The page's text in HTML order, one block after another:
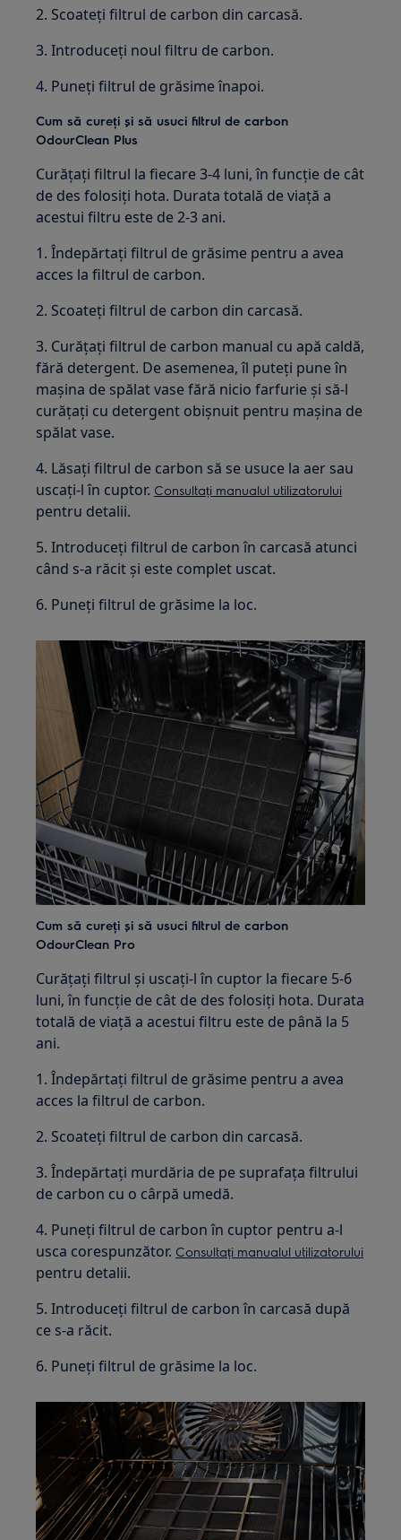
2. Scoateți filtrul de carbon din carcasă.
3. Introduceți noul filtru de carbon.
4. Puneți filtrul de grăsime înapoi.
Cum să cureți și să usuci filtrul de carbon
OdourClean Plus
Curățați filtrul la fiecare 3-4 luni, în funcție de cât
de des folosiți hota. Durata totală de viață a
acestui filtru este de 2-3 ani.
1. Îndepărtați filtrul de grăsime pentru a avea
acces la filtrul de carbon.
2. Scoateți filtrul de carbon din carcasă.
3. Curățați filtrul de carbon manual cu apă caldă,
fără detergent. De asemenea, îl puteți pune în
mașina de spălat vase fără nicio farfurie și să-l
curățați cu detergent obișnuit pentru mașina de
spălat vase.
4. Lăsați filtrul de carbon să se usuce la aer sau
uscați-l în cuptor. Consultați manualul utilizatorului
pentru detalii.
5. Introduceți filtrul de carbon în carcasă atunci
când s-a răcit și este complet uscat.
6. Puneți filtrul de grăsime la loc.
Cum să cureți și să usuci filtrul de carbon
OdourClean Pro
Curățați filtrul și uscați-l în cuptor la fiecare 5-6
luni, în funcție de cât de des folosiți hota. Durata
totală de viață a acestui filtru este de până la 5
ani.
1. Îndepărtați filtrul de grăsime pentru a avea
acces la filtrul de carbon.
2. Scoateți filtrul de carbon din carcasă.
3. Îndepărtați murdăria de pe suprafața filtrului
de carbon cu o cârpă umedă.
4. Puneți filtrul de carbon în cuptor pentru a-l
usca corespunzător. Consultați manualul utilizatorului
pentru detalii.
5. Introduceți filtrul de carbon în carcasă după
ce s-a răcit.
6. Puneți filtrul de grăsime la loc.